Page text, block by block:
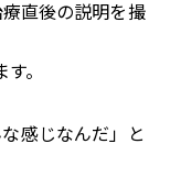
直後の説明を撮
。
感じなんだ」と